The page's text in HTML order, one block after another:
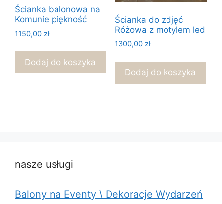
Ścianka balonowa na
Komunie piękność
1150,00 zł
Dodaj do koszyka
Ścianka do zdjęć
Różowa z motylem led
1300,00 zł
Dodaj do koszyka
nasze usługi
Balony na Eventy \ Dekoracje Wydarzeń